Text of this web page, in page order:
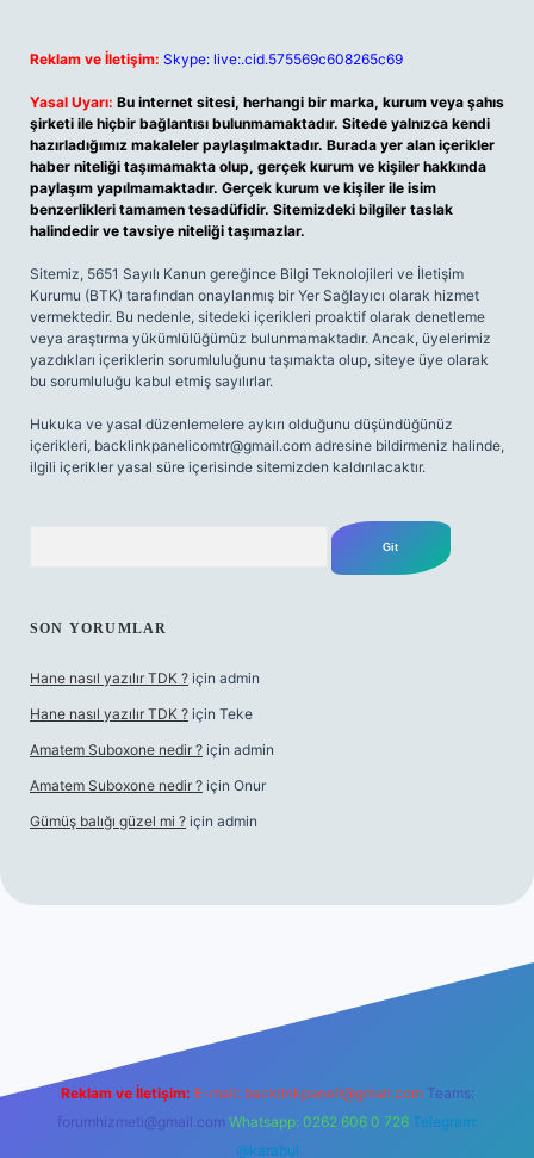
Reklam ve İletişim: Skype: live:.cid.575569c608265c69
Yasal Uyarı: Bu internet sitesi, herhangi bir marka, kurum veya şahıs
şirketi ile hiçbir bağlantısı bulunmamaktadır. Sitede yalnızca kendi
hazırladığımız makaleler paylaşılmaktadır. Burada yer alan içerikler
haber niteliği taşımamakta olup, gerçek kurum ve kişiler hakkında
paylaşım yapılmamaktadır. Gerçek kurum ve kişiler ile isim
benzerlikleri tamamen tesadüfidir. Sitemizdeki bilgiler taslak
halindedir ve tavsiye niteliği taşımazlar.
Sitemiz, 5651 Sayılı Kanun gereğince Bilgi Teknolojileri ve İletişim
Kurumu (BTK) tarafından onaylanmış bir Yer Sağlayıcı olarak hizmet
vermektedir. Bu nedenle, sitedeki içerikleri proaktif olarak denetleme
veya araştırma yükümlülüğümüz bulunmamaktadır. Ancak, üyelerimiz
yazdıkları içeriklerin sorumluluğunu taşımakta olup, siteye üye olarak
bu sorumluluğu kabul etmiş sayılırlar.
Hukuka ve yasal düzenlemelere aykırı olduğunu düşündüğünüz
içerikleri, backlinkpanelicomtr@gmail.com adresine bildirmeniz halinde,
ilgili içerikler yasal süre içerisinde sitemizden kaldırılacaktır.
SON YORUMLAR
Hane nasıl yazılır TDK ? için admin
Hane nasıl yazılır TDK ? için Teke
Amatem Suboxone nedir ? için admin
Amatem Suboxone nedir ? için Onur
Gümüş balığı güzel mi ? için admin
Reklam ve İletişim: E-mail: backlinkpaneli@gmail.com Teams:
forumhizmeti@gmail.com Whatsapp: 0262 606 0 726 Telegram:
@karabul